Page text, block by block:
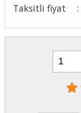
Taksitli fiyat
: